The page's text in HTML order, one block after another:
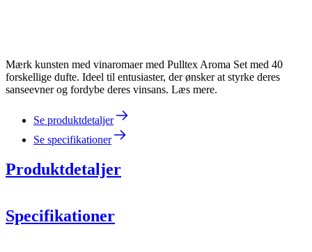
Mærk kunsten med vinaromaer med Pulltex Aroma Set med 40
forskellige dufte. Ideel til entusiaster, der ønsker at styrke deres
sanseevner og fordybe deres vinsans. Læs mere.
Se produktdetaljer
Se specifikationer
Produktdetaljer
Specifikationer